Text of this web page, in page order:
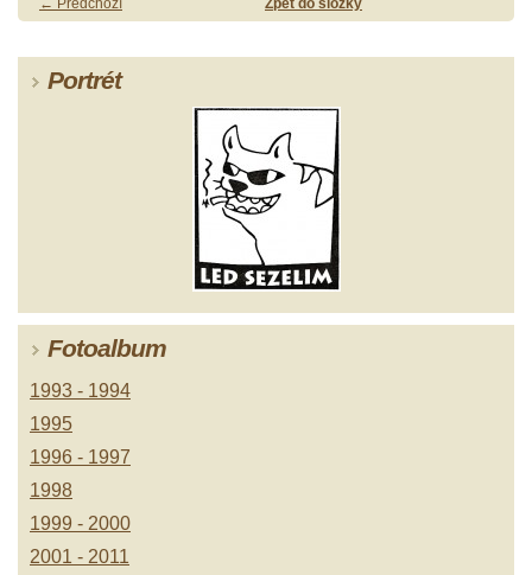
← Předchozí Zpět do složky
Portrét
Fotoalbum
1993 - 1994
1995
1996 - 1997
1998
1999 - 2000
2001 - 2011